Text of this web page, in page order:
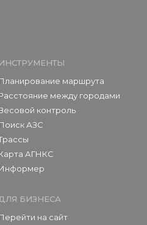
ИНСТРУМЕНТЫ
маршрута
между городами
контроль
АЗС
АГНКС
ДЛЯ БИЗНЕСА
на сайт